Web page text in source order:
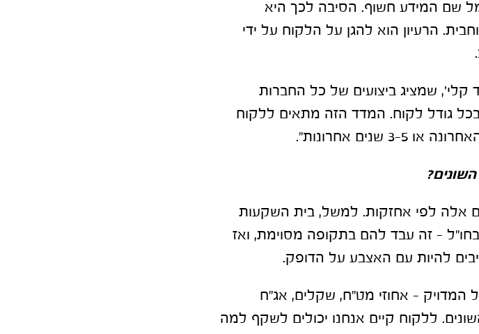
שם המידע חשוף. הסיבה לכך היא
הרעיון הוא להגן על הלקוח על ידי
את 'מדד קלי', שמציג ביצועים של כל החברות
גודל לקוח. המדד הזה מתאים ללקוח
אחרונות".
?
אלה לפי אחזקות. למשל, בית השקעות
– זה עבד להם בתקופה מסוימת, ואז
להיות עם האצבע על הדופק.
המדויק – אחוזי מט״ח, שקלים, אג״ח
ללקוח קיים אנחנו יכולים לשקף למה